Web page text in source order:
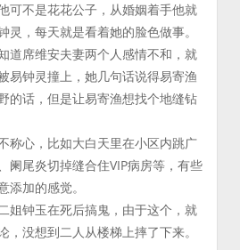
可不是花花公子，从婚姻着手他就
灵，每天就是看着她的脸色做事。
道席维安夫妻两个人感情不和，就
易钟灵撞上，她几句话说得易寄渔
的话，但是让易寄渔想找个地缝钻
称心，比如大白天里在小区内跳广
阑尾炎切掉缝合住VIP病房等，有些
添加的感觉。
姐钟玉在死后搞鬼，由于这个，就
，没想到二人从楼梯上摔了下来。